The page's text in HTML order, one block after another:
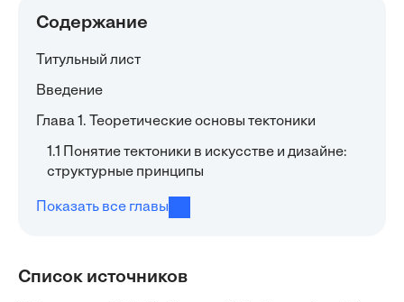
Содержание
Титульный лист
Введение
Глава 1. Теоретические основы тектоники
1.1 Понятие тектоники в искусстве и дизайне:
структурные принципы
Показать все главы
Список источников